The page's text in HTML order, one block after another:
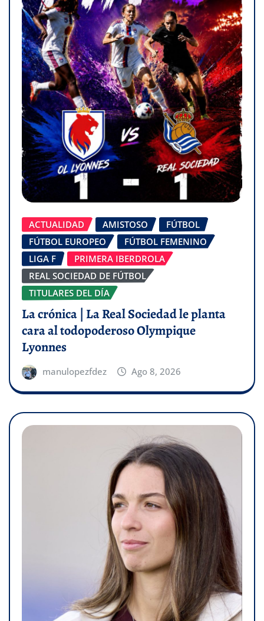
ACTUALIDAD AMISTOSO
FÚTBOL
FÚTBOL EUROPEO
FÚTBOL FEMENINO
LIGA F
PRIMERA IBERDROLA
REAL SOCIEDAD DE FÚTBOL
TITULARES DEL DÍA
La crónica | La Real Sociedad le planta
cara al todopoderoso Olympique
Lyonnes
manulopezfdez Ago 8, 2026